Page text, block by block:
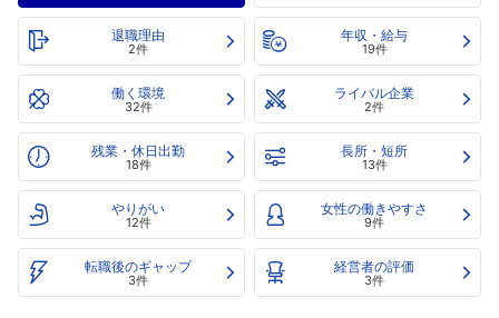
退職理由
2件
年収・給与
19件
働く環境
32件
ライバル企業
2件
残業・休日出勤
18件
長所・短所
13件
やりがい
12件
女性の働きやすさ
9件
転職後のギャップ
3件
経営者の評価
3件